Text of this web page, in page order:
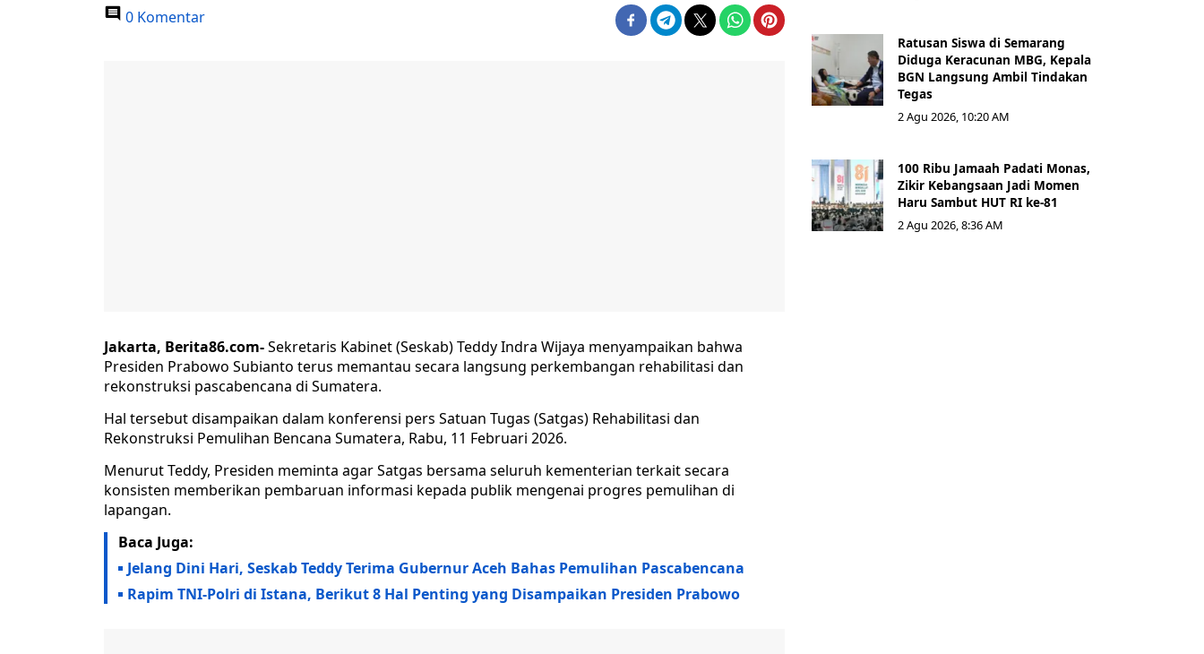
0 Komentar
Jakarta, Berita86.com-Sekretaris Kabinet (Seskab) Teddy Indra Wijaya menyampaikan bahwa
Presiden Prabowo Subianto terus memantau secara langsung perkembangan rehabilitasi dan
rekonstruksi pascabencana di Sumatera.
Hal tersebut disampaikan dalam konferensi pers Satuan Tugas (Satgas) Rehabilitasi dan
Rekonstruksi Pemulihan Bencana Sumatera, Rabu, 11 Februari 2026.
Menurut Teddy, Presiden meminta agar Satgas bersama seluruh kementerian terkait secara
konsisten memberikan pembaruan informasi kepada publik mengenai progres pemulihan di
lapangan.
Baca Juga:
Jelang Dini Hari, Seskab Teddy Terima Gubernur Aceh Bahas Pemulihan Pascabencana
Rapim TNI-Polri di Istana, Berikut 8 Hal Penting yang Disampaikan Presiden Prabowo
Ratusan Siswa di Semarang
Diduga Keracunan MBG, Kepala
BGN Langsung Ambil Tindakan
Tegas
2 Agu 2026, 10:20 AM
100 Ribu Jamaah Padati Monas,
Zikir Kebangsaan Jadi Momen
Haru Sambut HUT RI ke-81
2 Agu 2026, 8:36 AM